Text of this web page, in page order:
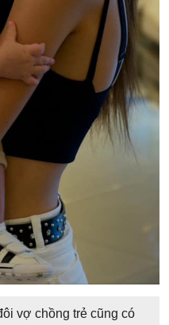
vợ chồng trẻ cũng có